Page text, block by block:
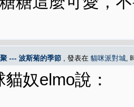
--- 波斯菊的季節 , 發表在 貓咪派對城 ,
奴elmo說：